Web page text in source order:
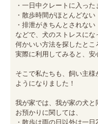
・一日中クレートに入った
・散歩時間がほとんどない
・排泄がきちんとされない
などで、犬のストレスにな
何かいい方法を探したとこ
実際に利用してみると、安
そこで私たちも、飼い主
ようになりました！
我が家では、我が家の犬と
お預かりに関しては、
・散歩は雨の日以外は一日